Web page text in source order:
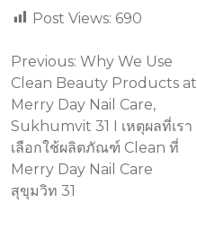
Post Views: 690
Post
navigation
Previous: Why We Use
Clean Beauty Products at
Merry Day Nail Care,
Sukhumvit 31 I เหตุผลที่เรา
เลือกใช้ผลิตภัณฑ์ Clean ที่
Merry Day Nail Care
สุขุมวิท 31